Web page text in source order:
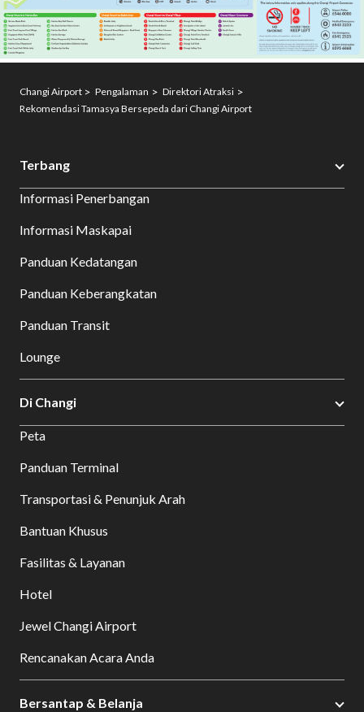
Changi Airport Pengalaman
Direktori Atraksi
Rekomendasi Tamasya Bersepeda dari Changi Airport
Terbang
Informasi Penerbangan
Informasi Maskapai
Panduan Kedatangan
Panduan Keberangkatan
Panduan Transit
Lounge
Di Changi
Peta
Panduan Terminal
Transportasi & Penunjuk Arah
Bantuan Khusus
Fasilitas & Layanan
Hotel
Jewel Changi Airport
Rencanakan Acara Anda
Bersantap & Belanja